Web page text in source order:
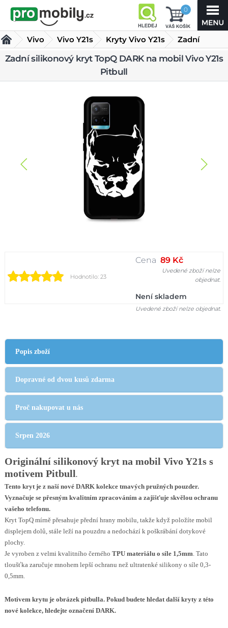
0
Vivo Vivo Y21s Kryty Vivo Y21s
Zadní
silikonový
kryt TopQ DARK na mobil Vivo Y21s Pitbull
Zadní silikonový kryt TopQ DARK na mobil Vivo Y21s
Pitbull
Hodnotilo: 23
Cena 89 Kč
Uvedené zboží nelze
objednat.
Není skladem
Uvedené zboží nelze objednat.
Popis zboží
Dopravné od dvou kusů zdarma
Proč nakupovat u nás
Srpen 2026
Originální silikonový kryt na mobil Vivo Y21s s
motivem Pitbull.
Tento kryt je z naší nové DARK kolekce tmavých pružných pouzder.
Vyznačuje se přesným kvalitním zpracováním a zajišťuje skvělou ochranu
vašeho telefonu.
Kryt TopQ mírně přesahuje přední hrany mobilu, takže když položíte mobil
displejem dolů, stále leží na pouzdru a nedochází k poškrábání dotykové
plochy.
Je vyroben z velmi kvalitního černého TPU materiálu o síle 1,5mm . Tato
tloušťka zaručuje mnohem lepší ochranu než ultratenké silikony o síle 0,3-
0,5mm.
Motivem krytu je obrázek pitbulla. Pokud budete hledat další kryty z této
nové kolekce, hledejte označení DARK.